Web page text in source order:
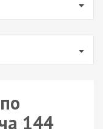
144